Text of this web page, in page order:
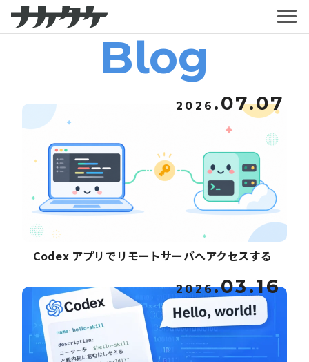
Blog
2026 .07.07
Codex アプリでリモートサーバへアクセスする
2026.03.16